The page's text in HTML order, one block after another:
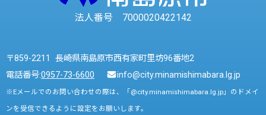
法人番号 7000020422142
〒859-2211 長崎県南島原市西有家町里坊96番地2
電話番号:0957-73-6600 info@city.minamishimabara.lg.jp
※Eメールでのお問い合わせの際は、「@city.minamishimabara.lg.jp」のドメイ
ンを受信できるように設定をお願いします。